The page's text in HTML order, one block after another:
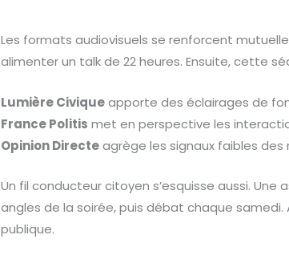
Les formats audiovisuels se renforcent
alimenter un talk de 22 heures. Ensuite, cette
Lumière Civiqueapporte des éclairages de
France Politis met en perspective les
Opinion Directeagrège les signaux faibles des
Un fil conducteur citoyen s’esquisse aussi. Une
angles de la soirée, puis débat chaque samedi.
publique.